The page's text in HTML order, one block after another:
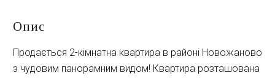
Опис
Продається 2-кімнатна квартира в районі Новожаново
з чудовим панорамним видом! Квартира розташована